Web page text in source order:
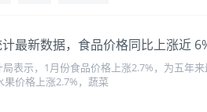
最新数据，食品价格同比上涨近
表示，1月份食品价格上涨2.7%，为五年
果价格上涨2.7%，蔬菜